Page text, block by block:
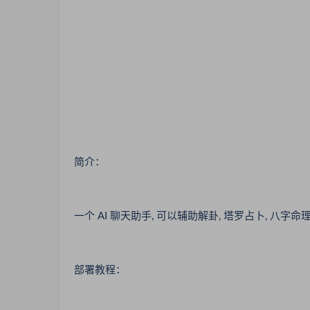
简介：
一个 AI 聊天助手, 可以辅助解卦, 塔罗占卜, 八字命
部署教程：